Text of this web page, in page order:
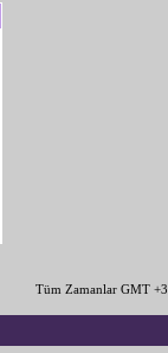
Tüm Zamanlar GMT